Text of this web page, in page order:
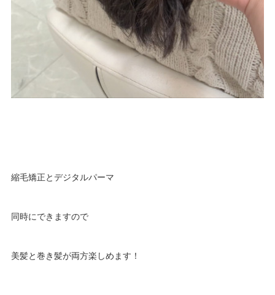
縮毛矯正とデジタルパーマ
同時にできますので
美髪と巻き髪が両方楽しめます！